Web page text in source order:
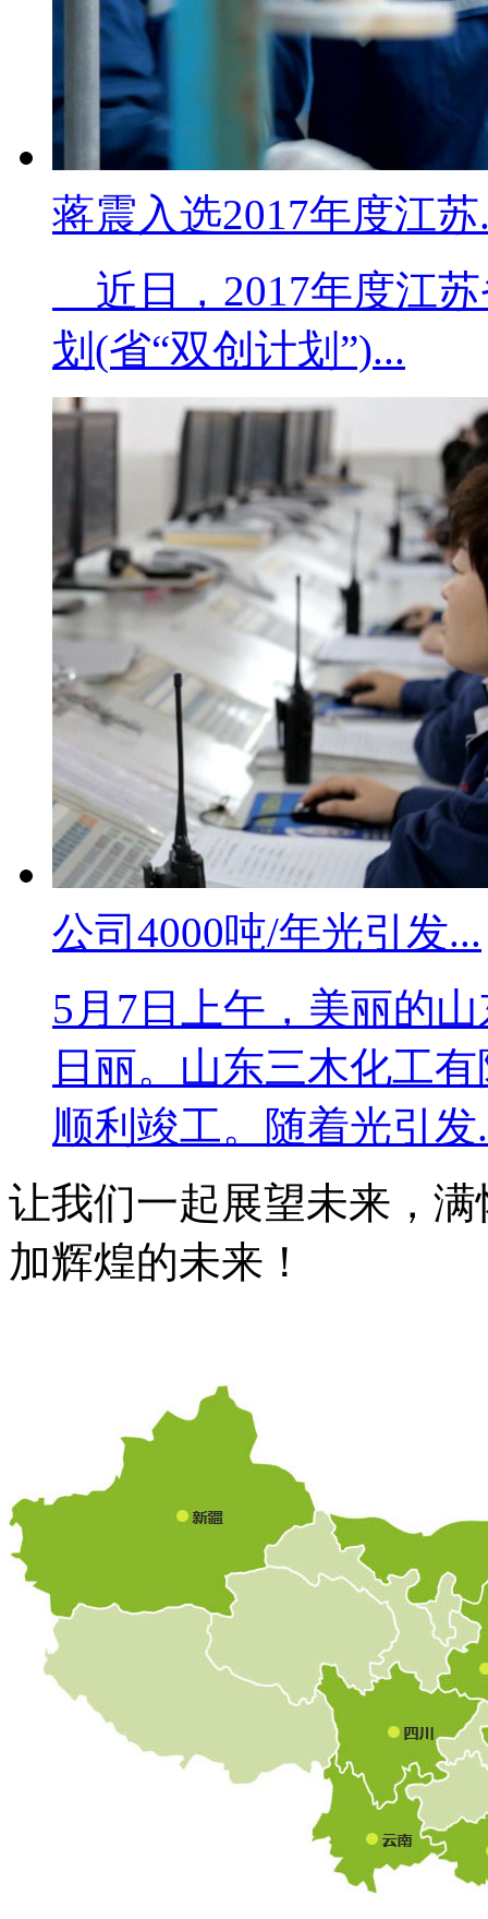
蒋震入选2017年度江苏
近日，2017年度江
划(省“双创计划”)...
公司4000吨/年光引发...
5月7日上午，美丽的
日丽。山东三木化工
顺利竣工。随着光引发
让我们一起展望未来，
加辉煌的未来！